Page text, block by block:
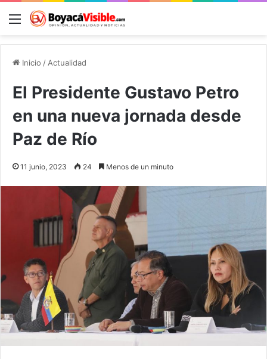
Menú
Inicio / Actualidad
El Presidente Gustavo Petro
en una nueva jornada desde
Paz de Río
11 junio, 2023 24 Menos de un minuto